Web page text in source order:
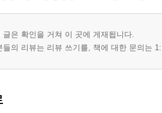
무침
채
나물볶음
글은 확인을 거쳐 이 곳에 게재됩니다.
들의 리뷰는 리뷰 쓰기를, 책에 대한 문의는